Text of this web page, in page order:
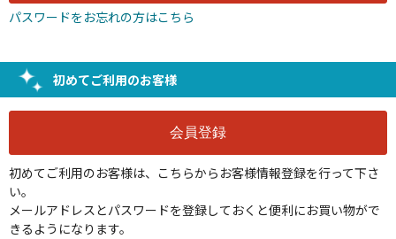
パスワードをお忘れの方はこちら
初めてご利用のお客様
初めてご利用のお客様は、こちらからお客様情報登録を行って下さ
い。
メールアドレスとパスワードを登録しておくと便利にお買い物がで
きるようになります。